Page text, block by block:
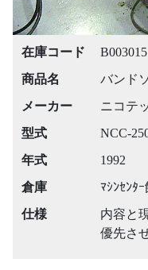
在庫コード
B003015
商品名
バンド
メーカー
ニコテ
型式
NCC-
年式
1992
倉庫
ﾏｼﾝｾﾝﾀ
仕様
内容と
優先さ